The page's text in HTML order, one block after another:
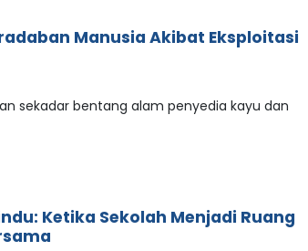
Manusia Akibat Eksploitasi
sekadar bentang alam penyedia kayu dan
Ketika Sekolah Menjadi Ruang